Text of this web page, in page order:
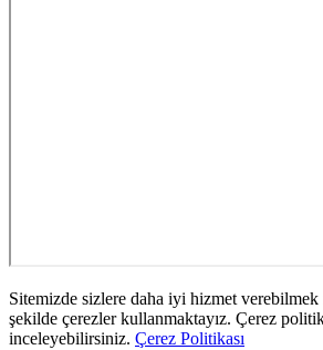
Sitemizde sizlere daha iyi hizmet
şekilde çerezler kullanmaktayız. Çerez
inceleyebilirsiniz. Çerez Politikası